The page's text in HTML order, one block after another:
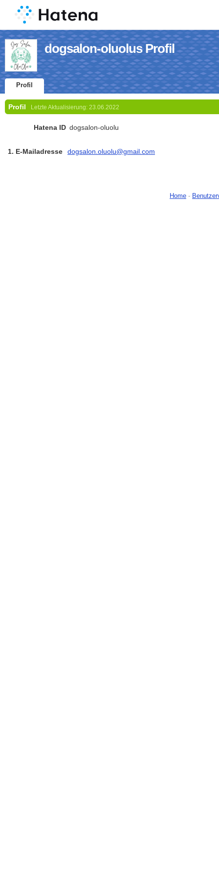
dogsalon-oluolus Profil
Profil
Profil Letzte Aktualisierung: 23.06.2022
Hatena ID dogsalon-oluolu
1. E-Mailadresse dogsalon.oluolu@gmail.com
Home -